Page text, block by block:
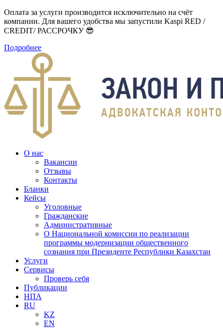
Оплата за услуги производится исключительно на счёт
компании. Для вашего удобства мы запустили Kaspi RED /
CREDIT/ РАССРОЧКУ 😎
Подробнее
О нас
Вакансии
Отзывы
Контакты
Бланки
Кейсы
Уголовные
Гражданские
Административные
О Национальной комиссии по реализации
программы модернизации общественного
сознания при Президенте Республики Казахстан
Услуги
Сервисы
Проверь себя
Публикации
НПА
RU
KZ
EN